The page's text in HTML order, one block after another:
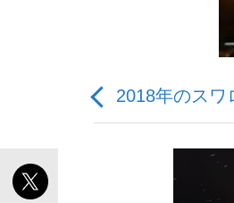
「最悪の空
観る将棋、読
2018年のスワ